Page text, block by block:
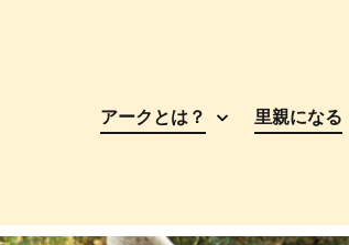
アークとは？ 里親になる